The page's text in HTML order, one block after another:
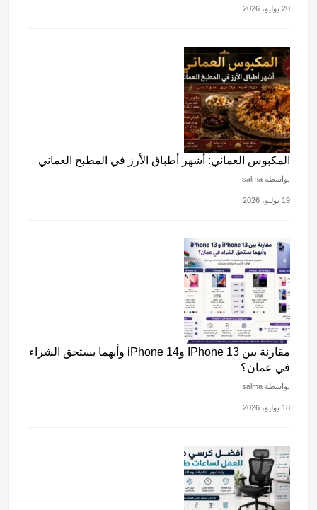
20 يوليو، 2026
المكبوس العماني: أشهر أطباق الأرز في المطبخ العماني
بواسطة salma
19 يوليو، 2026
مقارنة بين IPhone 13 وiPhone 14 وأيهما يستحق الشراء
في عمان؟
بواسطة salma
18 يوليو، 2026